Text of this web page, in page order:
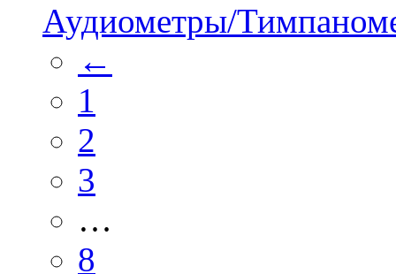
Аудиометры/
←
1
2
3
…
8